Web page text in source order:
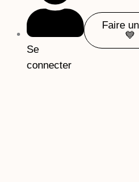
Se
connecter
Faire
💙